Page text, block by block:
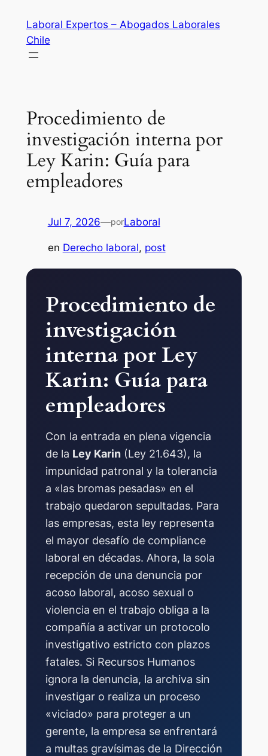
contenido
Laboral Expertos – Abogados Laborales
Chile
Procedimiento de
investigación interna por
Ley Karin: Guía para
empleadores
Jul 7, 2026—porLaboral
en Derecho laboral, post
Procedimiento de
investigación
interna por Ley
Karin: Guía para
empleadores
Con la entrada en plena vigencia
de la Ley Karin(Ley 21.643), la
impunidad patronal y la tolerancia
a «las bromas pesadas» en el
trabajo quedaron sepultadas. Para
las empresas, esta ley representa
el mayor desafío de compliance
laboral en décadas. Ahora, la sola
recepción de una denuncia por
acoso laboral, acoso sexual o
violencia en el trabajo obliga a la
compañía a activar un protocolo
investigativo estricto con plazos
fatales. Si Recursos Humanos
ignora la denuncia, la archiva sin
investigar o realiza un proceso
«viciado» para proteger a un
gerente, la empresa se enfrentará
a multas gravísimas de la Dirección